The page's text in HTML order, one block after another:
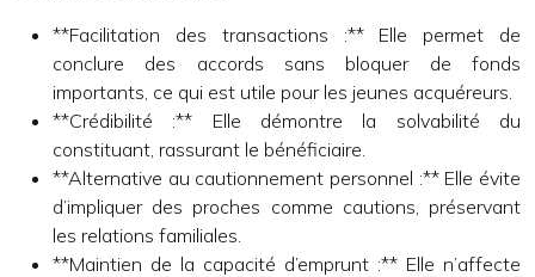
**Facilitation des transactions :** Elle permet de
conclure des accords sans bloquer de fonds
importants, ce qui est utile pour les jeunes acquéreurs.
**Crédibilité :** Elle démontre la solvabilité du
constituant, rassurant le bénéficiaire.
**Alternative au cautionnement personnel :** Elle évite
d’impliquer des proches comme cautions, préservant
les relations familiales.
**Maintien de la capacité d’emprunt :** Elle n’affecte